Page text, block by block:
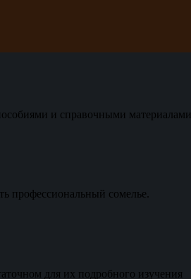
и справочными материалами
профессиональный сомелье.
для их подробного изучения